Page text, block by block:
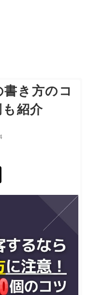
き方のコ
紹介